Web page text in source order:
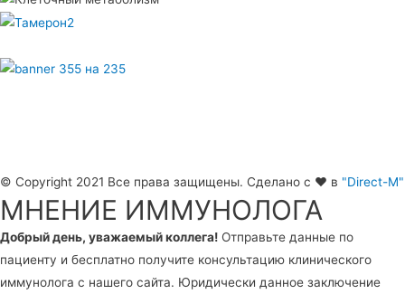
© Copyright 2021 Все права защищены. Сделано с ❤️ в "Direct-M"
МНЕНИЕ ИММУНОЛОГА
Добрый день, уважаемый коллега! Отправьте данные по
пациенту и бесплатно получите консультацию клинического
иммунолога с нашего сайта. Юридически данное заключение